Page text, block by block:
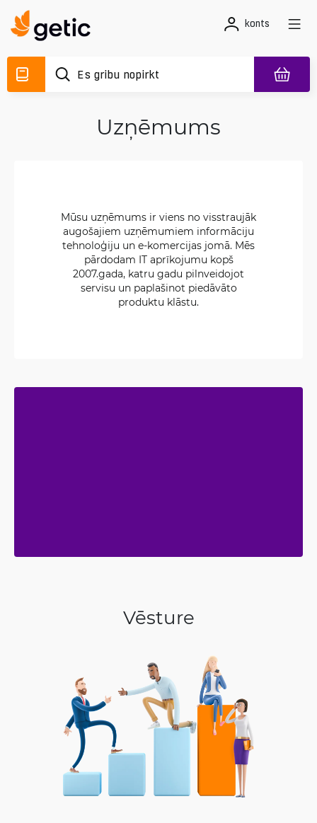
konts
Uzņēmums
Mūsu uzņēmums ir viens no visstraujāk
augošajiem uzņēmumiem informāciju
tehnoloģiju un e-komercijas jomā. Mēs
pārdodam IT aprīkojumu kopš
2007.gada, katru gadu pilnveidojot
servisu un paplašinot piedāvāto
produktu klāstu.
Vēsture